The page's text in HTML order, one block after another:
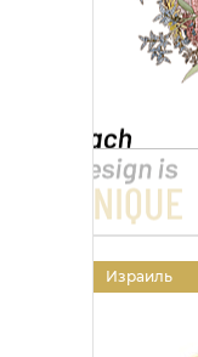
Израиль